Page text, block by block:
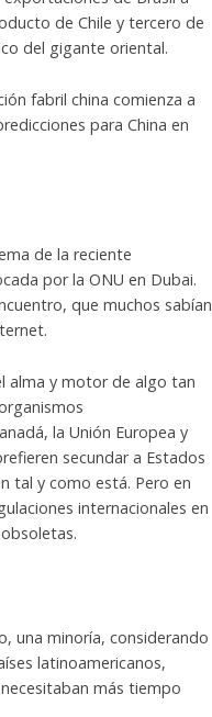
de Chile y tercero de
del gigante oriental.
fabril china comienza a
para China en
de la reciente
por la ONU en Dubai.
que muchos sabían
alma y motor de algo tan
la Unión Europea y
secundar a Estados
tal y como está. Pero en
internacionales en
una minoría, considerando
latinoamericanos,
más tiempo